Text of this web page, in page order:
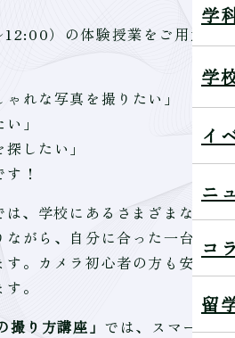
学
学
イ
ニ
コ
留
）の体験授業をご用意
れな写真を撮りたい」
」
したい」
！
は、学校にあるさまざまなカ
がら、自分に合った一台を
す。カメラ初心者の方も安心
。
撮り方講座」 では、スマート